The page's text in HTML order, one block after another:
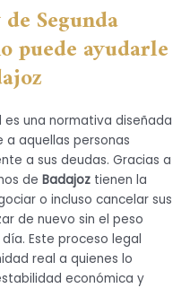
Segunda
puede ayudarle
es una normativa diseñada
a aquellas personas
a sus deudas. Gracias a
de Badajoz tienen la
o incluso cancelar sus
de nuevo sin el peso
Este proceso legal
real a quienes lo
económica y